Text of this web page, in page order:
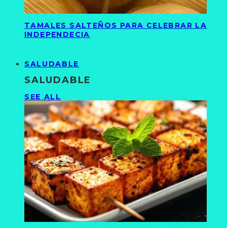
TAMALES SALTEÑOS PARA CELEBRAR LA
INDEPENDECIA
SALUDABLE
SALUDABLE
SEE ALL